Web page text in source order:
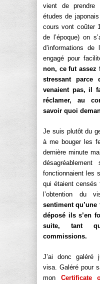
vient de prendre
études de
cours vont coûter
de l’époque) on
d’informations
engagé pour
non, ce fut assez
stressant parce
venaient pas, il
réclamer, au
savoir quoi
Je suis plutôt du
à me bouger les
dernière minute
fonctionnaient les
qui étaient censés
l’obtention du
sentiment
déposé ils s’en
suite, tant
commissions.
J’ai donc galéré
visa. Galéré pour
mon Certificate